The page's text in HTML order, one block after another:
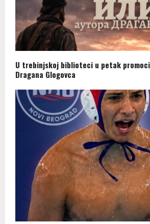
U trebinjskoj biblioteci u petak
Dragana Glogovca